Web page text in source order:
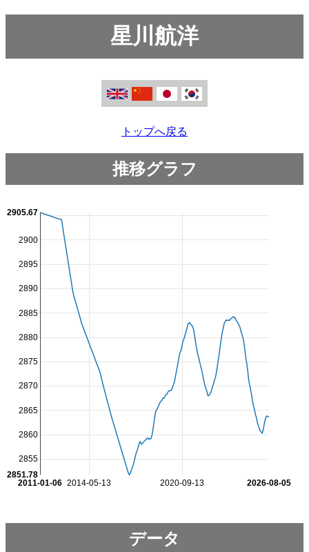
星川航洋
トップへ戻る
推移グラフ
2014-05-13 2020-09-13
2011-01-06 2026-08-05
2855
2860
2865
2870
2875
2880
2885
2890
2895
2900
2851.78
2905.67
データ